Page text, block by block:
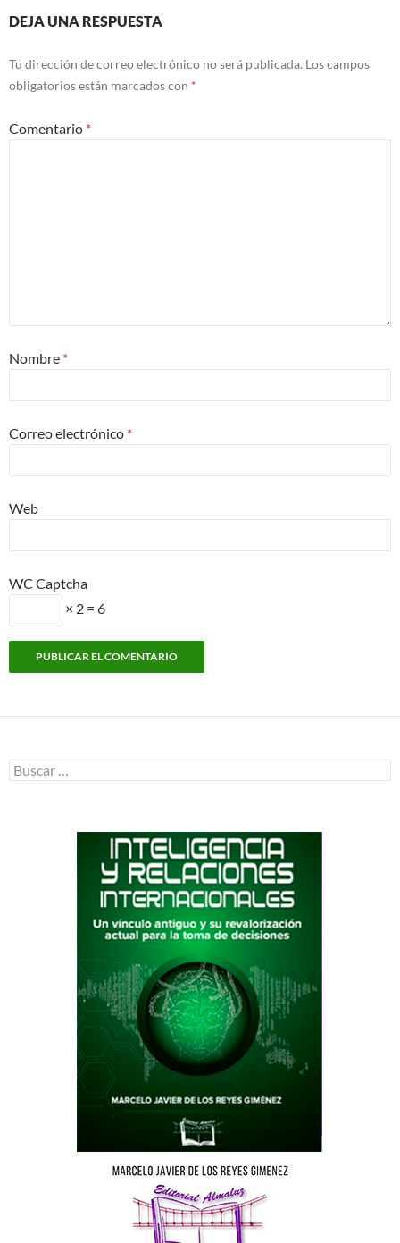
DEJA UNA RESPUESTA
Tu dirección de correo electrónico no será publicada. Los campos
obligatorios están marcados con *
Comentario *
Nombre *
Correo electrónico *
Web
WC Captcha
× 2 = 6
Buscar: